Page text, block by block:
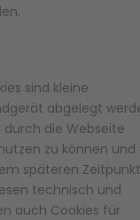
sind kleine
abgelegt
durch die Webseite
zu können und
späteren Zeitpunkt
technisch und
auch Cookies für